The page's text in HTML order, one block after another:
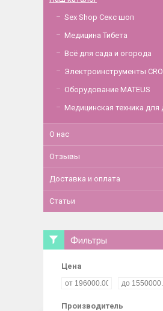
Sex Shop Секс шоп
Медицина Тибета
Всё для сада и огорода
Электроинструменты
Оборудование MATEUS
Медицинская техника для
О нас
Отзывы
Доставка и оплата
Статьи
Фильтры
Цена
Производитель